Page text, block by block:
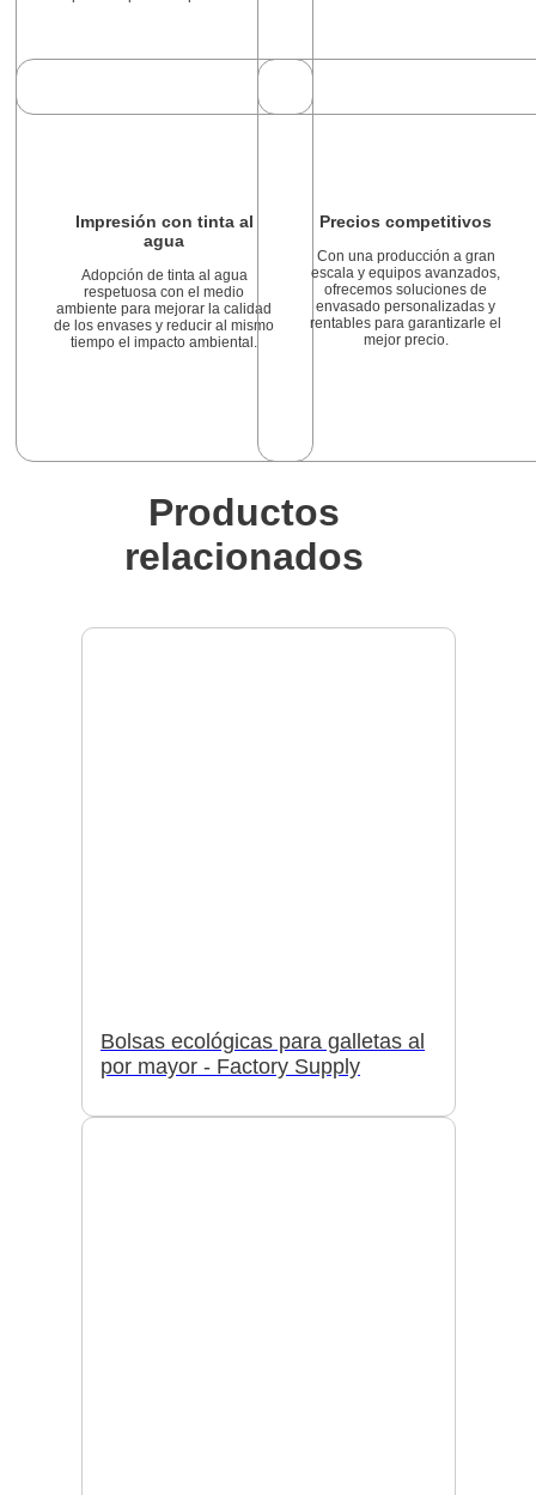
Impresión con tinta al
agua
Adopción de tinta al agua
respetuosa con el medio
ambiente para mejorar la calidad
de los envases y reducir al mismo
tiempo el impacto ambiental.
Precios competitivos
Con una producción a gran
escala y equipos avanzados,
ofrecemos soluciones de
envasado personalizadas y
rentables para garantizarle el
mejor precio.
Productos
relacionados
Bolsas ecológicas para galletas al
por mayor - Factory Supply